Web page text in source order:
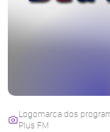
Logomarca dos
Plus FM